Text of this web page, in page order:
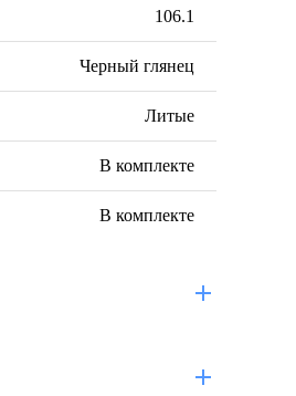
106.1
Черный глянец
Литые
В комплекте
В комплекте